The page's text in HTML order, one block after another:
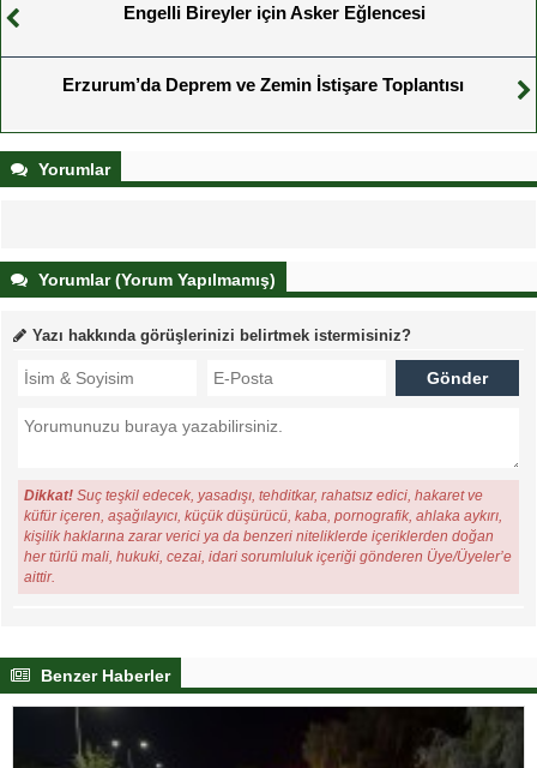
Engelli Bireyler için Asker Eğlencesi
Erzurum’da Deprem ve Zemin İstişare Toplantısı
Yorumlar
Yorumlar (Yorum Yapılmamış)
Yazı hakkında görüşlerinizi belirtmek istermisiniz?
Dikkat! Suç teşkil edecek, yasadışı, tehditkar, rahatsız edici, hakaret ve
küfür içeren, aşağılayıcı, küçük düşürücü, kaba, pornografik, ahlaka aykırı,
kişilik haklarına zarar verici ya da benzeri niteliklerde içeriklerden doğan
her türlü mali, hukuki, cezai, idari sorumluluk içeriği gönderen Üye/Üyeler’e
aittir.
Benzer Haberler